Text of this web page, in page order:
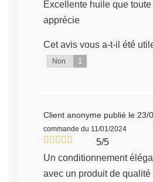
Excellente huile que
apprécie
Cet avis vous a-t-il été
Non 1
Client anonyme publié le 23/
commande du 11/01/2024
5/5
Un conditionnement
avec un produit de qualité